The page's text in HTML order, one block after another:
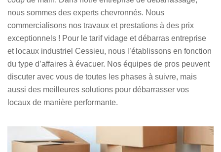
nous sommes des experts chevronnés. Nous
commercialisons nos travaux et prestations à des prix
exceptionnels ! Pour le tarif vidage et débarras entreprise
et locaux industriel Cessieu, nous l’établissons en fonction
du type d’affaires à évacuer. Nos équipes de pros peuvent
discuter avec vous de toutes les phases à suivre, mais
aussi des meilleures solutions pour débarrasser vos
locaux de manière performante.